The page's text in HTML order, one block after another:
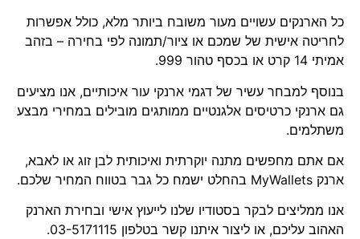
כל הארנקים עשויים מעור משובח ביותר מלא, כולל אפשרות
לחריטה אישית של שמכם או ציור/תמונה לפי בחירה – בזהב
אמיתי 14 קרט או בכסף טהור 999.
בנוסף למבחר עשיר של דגמי ארנקי עור איכותיים, אנו מציעים
גם ארנקי כרטיסים אלגנטיים ממותגים מובילים במחירי מבצע
משתלמים.
אם אתם מחפשים מתנה יוקרתית ואיכותית לבן זוג או לאבא,
ארנק MyWallets בהחלט ישמח כל גבר בטווח המחיר שלכם.
אנו ממליצים לבקר בסטודיו שלנו לייעוץ אישי ובחירת הארנק
האהוב עליכם, או ליצור איתנו קשר בטלפון 03-5171115.